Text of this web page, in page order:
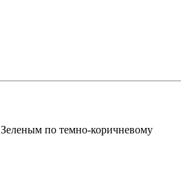
Зеленым по темно-коричневому